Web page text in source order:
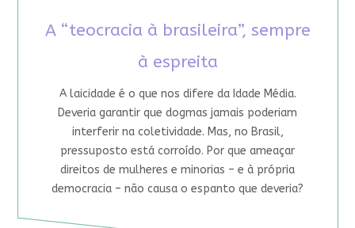
A “teocracia à brasileira”, sempre
à espreita
A laicidade é o que nos difere da Idade Média.
Deveria garantir que dogmas jamais poderiam
interferir na coletividade. Mas, no Brasil,
pressuposto está corroído. Por que ameaçar
direitos de mulheres e minorias – e à própria
democracia – não causa o espanto que deveria?